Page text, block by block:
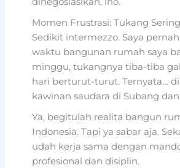
Momen Frustrasi: Tukang
Sedikit intermezzo. Saya
waktu bangunan rumah saya
minggu, tukangnya tiba-tiba
hari berturut-turut. Ternyata…
kawinan saudara di Subang
Ya, begitulah realita bangun
Indonesia. Tapi ya sabar aja.
udah kerja sama dengan
profesional dan disiplin.